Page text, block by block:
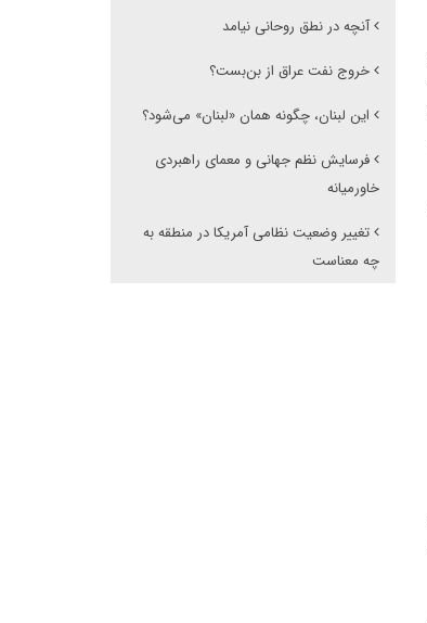
آنچه در نطق روحانی نیامد
خروج نفت عراق از بن‌بست؟
این لبنان، چگونه همان «لبنان» می‌شود؟
فرسایش نظم جهانی و معمای راهبردی
خاورمیانه
تغییر وضعیت نظامی آمریکا در منطقه به
چه معناست